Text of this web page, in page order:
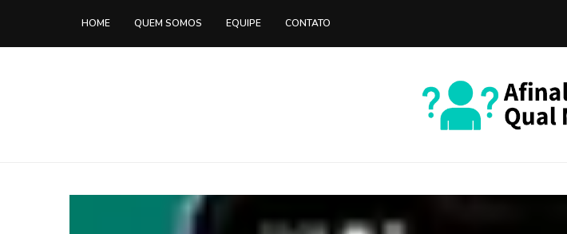
HOME QUEM SOMOS EQUIPE CONTATO